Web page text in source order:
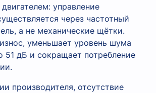
управление
через частотный
а не механические щётки.
уменьшает уровень шума
51 дБ и сокращает потребление
производителя, отсутствие